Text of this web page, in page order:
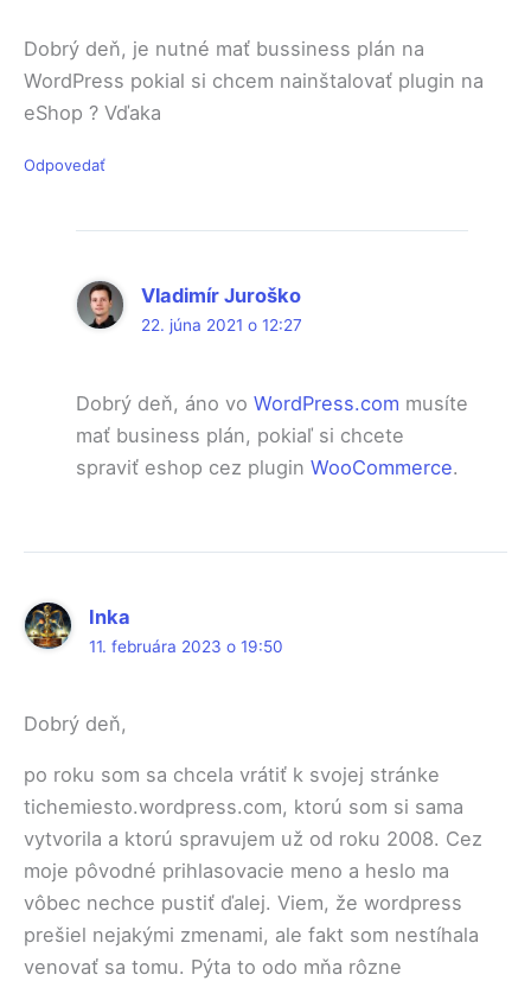
Dobrý deň, je nutné mať bussiness plán na
WordPress pokial si chcem nainštalovať plugin na
eShop ? Vďaka
Odpovedať
Vladimír Juroško
22. júna 2021 o 12:27
Dobrý deň, áno vo WordPress.com musíte
mať business plán, pokiaľ si chcete
spraviť eshop cez plugin WooCommerce.
Inka
11. februára 2023 o 19:50
Dobrý deň,
po roku som sa chcela vrátiť k svojej stránke
tichemiesto.wordpress.com, ktorú som si sama
vytvorila a ktorú spravujem už od roku 2008. Cez
moje pôvodné prihlasovacie meno a heslo ma
vôbec nechce pustiť ďalej. Viem, že wordpress
prešiel nejakými zmenami, ale fakt som nestíhala
venovať sa tomu. Pýta to odo mňa rôzne